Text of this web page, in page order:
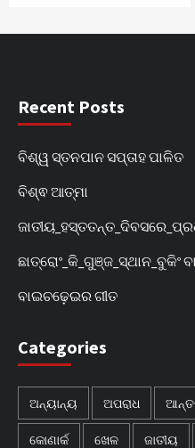
Recent Posts
ବିଶ୍ୱ ସ୍ତନପାନ ସପ୍ତାହ ପାଳିତ
ବିଶ୍ଵ ଆତ୍ମା
ଛାତ୍ରୋଂ_କି_ଗୁଞ୍ଜ_ସ୍ଥାନ_ବୁକିଂ
ବାଇଚଢ଼େଇର ଗୀତ
Categories
ଅନ୍ୟାନ୍ୟ ଅପରାଧ
କୋଣାର୍କ ଖେଳ ଜାତୀୟ